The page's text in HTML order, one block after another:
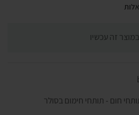
זה עכשיו
חום - תותחי חימום בסולר